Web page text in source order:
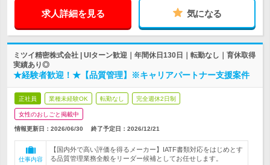
求人詳細を見る 気になる
ミツイ精密株式会社 | UIターン歓迎｜年間休日130日｜転勤なし｜育休取得
実績あり◎
★経験者歓迎！★【品質管理】※キャリアパートナー支援案件
正社員 業種未経験OK 転勤なし 完全週休2日制
女性のおしごと掲載中
情報更新日：2026/06/30 終了予定日： 2026/12/21
仕事内容
【国内外で高い評価を得るメーカー】IATF書類対応をはじめとす
る品質管理業務全般をリーダー候補としてお任せします。